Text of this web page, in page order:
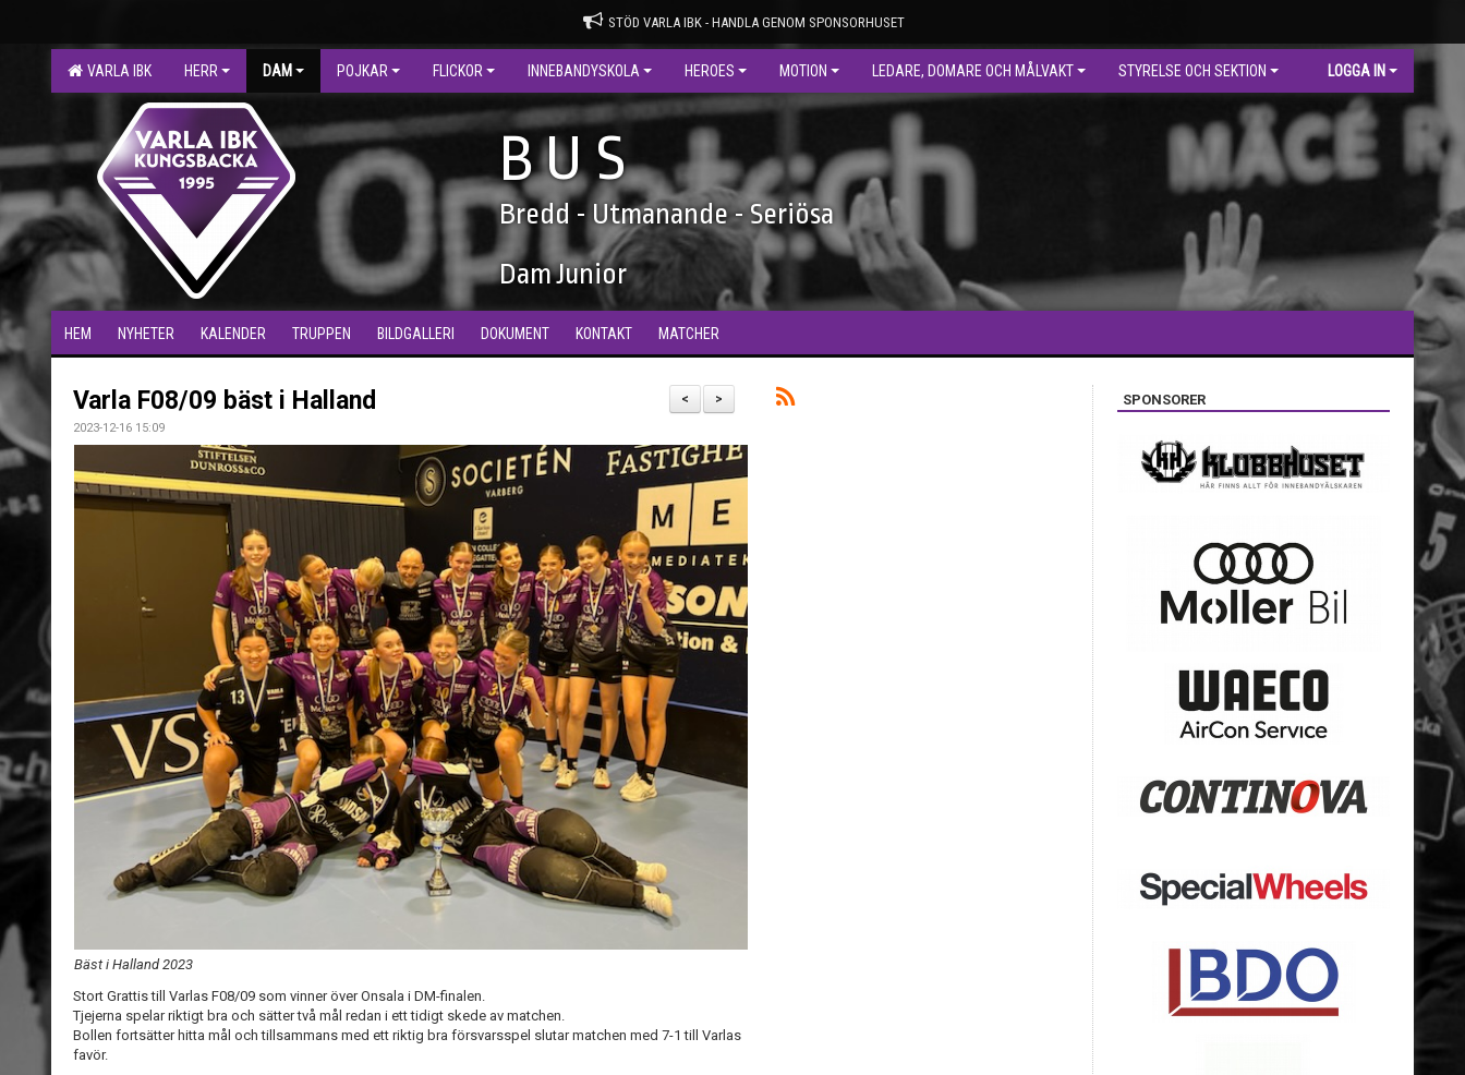
STÖD VARLA IBK - HANDLA GENOM SPONSORHUSET
VARLA IBK HERR DAM POJKAR FLICKOR INNEBANDYSKOLA HEROES MOTION LEDARE, DOMARE OCH MÅLVAKT STYRELSE OCH SEKTION LOGGA IN
B U S
Bredd - Utmanande - Seriösa
Dam Junior
HEM NYHETER KALENDER TRUPPEN BILDGALLERI DOKUMENT KONTAKT MATCHER
>
<
Varla F08/09 bäst i Halland
2023-12-16 15:09
Bäst i Halland 2023
Stort Grattis till Varlas F08/09 som vinner över Onsala i DM-finalen.
Tjejerna spelar riktigt bra och sätter två mål redan i ett tidigt skede av matchen.
Bollen fortsätter hitta mål och tillsammans med ett riktig bra försvarsspel slutar matchen med 7-1 till Varlas
favör.
SPONSORER